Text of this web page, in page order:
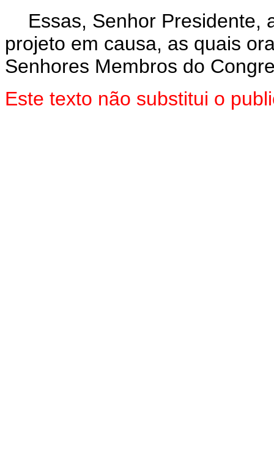
Essas, Senhor Presidente,
projeto em causa, as quais
Senhores Membros do
Este texto não substitui o